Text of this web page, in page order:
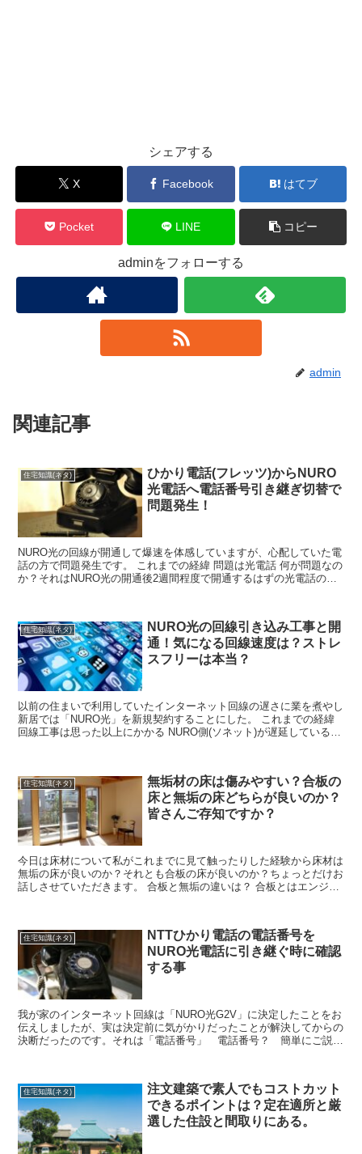
シェアする
X Facebook はてブ
Pocket LINE コピー
adminをフォローする
admin
関連記事
住宅知識(ネタ)
ひかり電話(フレッツ)からNURO
光電話へ電話番号引き継ぎ切替で
問題発生！
NURO光の回線が開通して爆速を体感していますが、心配していた電
話の方で問題発生です。 これまでの経緯 問題は光電話 何が問題なの
か？それはNURO光の開通後2週間程度で開通するはずの光電話の手
住宅知識(ネタ)
NURO光の回線引き込み工事と開
通！気になる回線速度は？ストレ
スフリーは本当？
以前の住まいで利用していたインターネット回線の遅さに業を煮やし
新居では「NURO光」を新規契約することにした。 これまでの経緯
回線工事は思った以上にかかる NURO側(ソネット)が遅延しているわ
住宅知識(ネタ)
無垢材の床は傷みやすい？合板の
床と無垢の床どちらが良いのか？
皆さんご存知ですか？
今日は床材について私がこれまでに見て触ったりした経験から床材は
無垢の床が良いのか？それとも合板の床が良いのか？ちょっとだけお
話しさせていただきます。 合板と無垢の違いは？ 合板とはエンジニ
住宅知識(ネタ)
NTTひかり電話の電話番号を
NURO光電話に引き継ぐ時に確認
する事
我が家のインターネット回線は「NURO光G2V」に決定したことをお
伝えしましたが、実は決定前に気がかりだったことが解決してからの
決断だったのです。それは「電話番号」 電話番号？ 簡単にご説明
住宅知識(ネタ)
注文建築で素人でもコストカット
できるポイントは？定在適所と厳
選した住設と間取りにある。